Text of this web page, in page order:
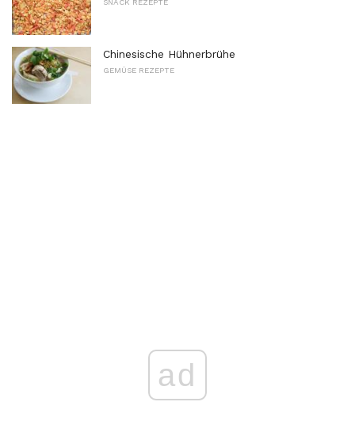
Chinesische Hühnerbrühe
GEMÜSE REZEPTE
ad